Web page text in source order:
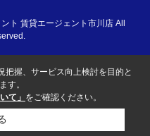
ト 賃貸エージェント市川店 All
把握、サービス向上検討を目的と
す。
て」 をご確認ください。